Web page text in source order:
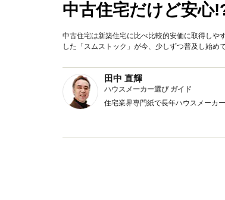
中古住宅だけど安
中古住宅は新築住宅に比べ比較的安価に取得しや
した「スムストック」が今、少しずつ普及し始め
田中 直輝
ハウスメーカー選び ガイド
住宅業界専門紙で長年ハウスメーカ